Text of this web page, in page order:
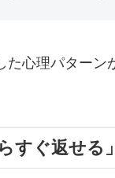
心理パター
すぐ返せる